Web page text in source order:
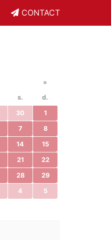
CONTACT
»
s. d.
30 1
7 8
14 15
21 22
28 29
4 5